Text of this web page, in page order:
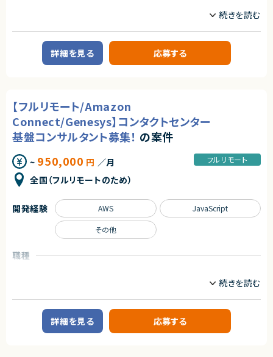
【案件概要】
福祉向けSaaSサービスを展開する企業にて、コーポレートITエンジニアと
して参画いただく案件です。
店舗事業を中心とした現場業務のDX・業務改善を目的に、ローコード／ノー
コードやクラウド、生成AIを活用し、要件定義から実装・改善までを一気通貫
【業務内容】
1. 事業部向けDX・業務基盤構築
AppSheetやGoogleスプレッドシートを活用した、現場最適なフロントエ
CRM（顧客管理）、請求管理、予約管理などの業務プロセス設計・デジタル
化
事業部担当者へのヒアリング、要件定義、実装、リリース後の改善までの
伴走支援
2. クラウド・AIを活用した仕組み作り
GASやAppSheetでは対応しきれない処理を、AWS（Lambda / API Gate
way / RDS）でバックエンド実装
生成AI（Gemini）を活用した業務自動化、データ要約・分析機能の開発
【必須スキル】
・GAS、AppSheet等を用いた実務レベルのツール開発経験（3年以上）
詳細を見る 応募する
【フルリモート/Amazon
Connect/Genesys】コンタクトセンター
基盤コンサルタント募集！ の案件
~ 950,000 円 ／月
全国（フルリモートのため）
フルリモート
職種
コンタクトセンターの業務改革およびクラウド化ニーズの高まりを背景に、
Amazon Connect／Genesys Cloud などのクラウド型コンタクトセンター
基盤の提案活動をリードするコンサルタントを募集しています。
開発経験 AWS JavaScript
その他
詳細を見る 応募する